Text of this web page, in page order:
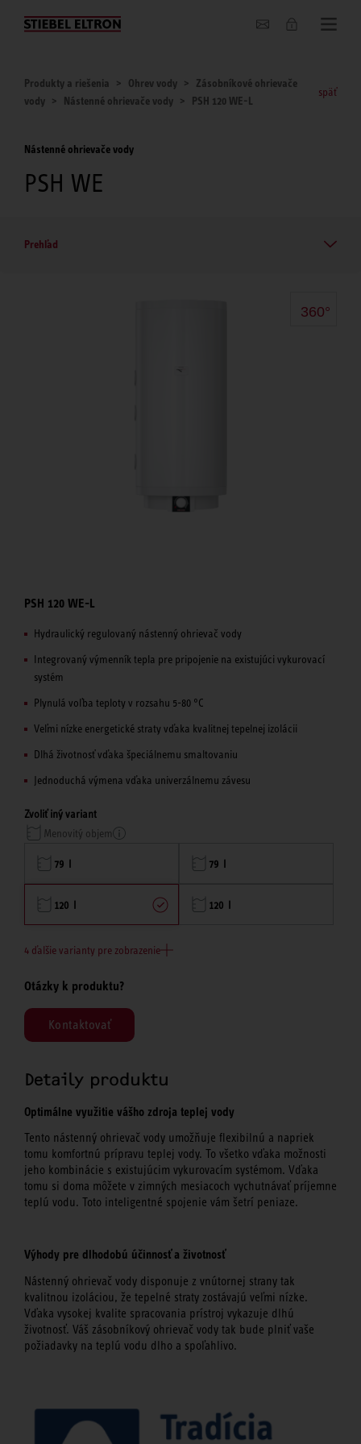
O nás
Produkty a riešenia Ohrev vody
Zásobníkové ohrievače
vody
Nástenné ohrievače vody PSH 120 WE-L
späť
Nástenné ohrievače vody
PSH WE
Prehľad
360°
PSH 120 WE-L
Hydraulický regulovaný nástenný ohrievač vody
Integrovaný výmenník tepla pre pripojenie na existujúci vykurovací
systém
Plynulá voľba teploty v rozsahu 5-80 °C
Veľmi nízke energetické straty vďaka kvalitnej tepelnej izolácii
Dlhá životnosť vďaka špeciálnemu smaltovaniu
Jednoduchá výmena vďaka univerzálnemu závesu
Zvoliť iný variant
Menovitý objem
79 l 79 l
120 l 120 l
4 ďalšie varianty pre zobrazenie
Otázky k produktu?
Kontaktovať
Detaily produktu
Optimálne využitie vášho zdroja teplej vody
Tento nástenný ohrievač vody umožňuje flexibilnú a napriek
tomu komfortnú prípravu teplej vody. To všetko vďaka možnosti
jeho kombinácie s existujúcim vykurovacím systémom. Vďaka
tomu si doma môžete v zimných mesiacoch vychutnávať príjemne
teplú vodu. Toto inteligentné spojenie vám šetrí peniaze.
Výhody pre dlhodobú účinnosť a životnosť
Nástenný ohrievač vody disponuje z vnútornej strany tak
kvalitnou izoláciou, že tepelné straty zostávajú veľmi nízke.
Vďaka vysokej kvalite spracovania prístroj vykazuje dlhú
životnosť. Váš zásobníkový ohrievač vody tak bude plniť vaše
požiadavky na teplú vodu dlho a spoľahlivo.